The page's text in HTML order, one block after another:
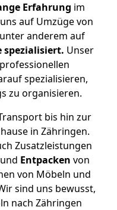
Erfahrung im
auf Umzüge von
anderem auf
spezialisiert. Unser
spezialisieren,
zu organisieren.
bis hin zur
in Zähringen.
Zusatzleistungen
und Entpacken von
von Möbeln und
sind uns bewusst,
nach Zähringen